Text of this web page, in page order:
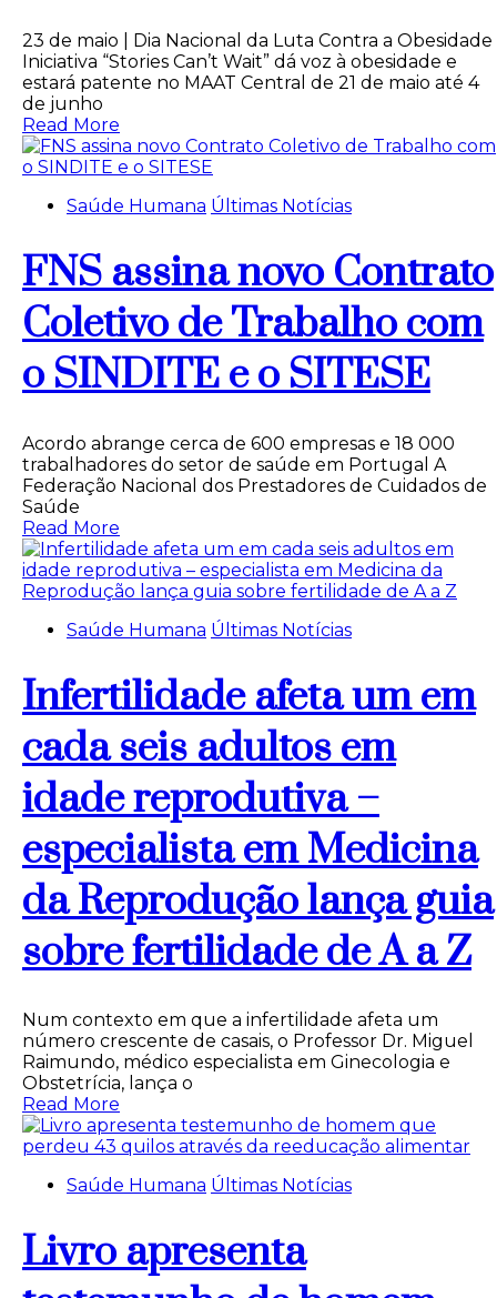
23 de maio | Dia Nacional da Luta Contra a Obesidade
Iniciativa “Stories Can’t Wait” dá voz à obesidade e
estará patente no MAAT Central de 21 de maio até 4
de junho
Read More
Saúde Humana Últimas Notícias
FNS assina novo Contrato
Coletivo de Trabalho com
o SINDITE e o SITESE
Acordo abrange cerca de 600 empresas e 18 000
trabalhadores do setor de saúde em Portugal A
Federação Nacional dos Prestadores de Cuidados de
Saúde
Read More
Saúde Humana Últimas Notícias
Infertilidade afeta um em
cada seis adultos em
idade reprodutiva –
especialista em Medicina
da Reprodução lança guia
sobre fertilidade de A a Z
Num contexto em que a infertilidade afeta um
número crescente de casais, o Professor Dr. Miguel
Raimundo, médico especialista em Ginecologia e
Obstetrícia, lança o
Read More
Saúde Humana Últimas Notícias
Livro apresenta